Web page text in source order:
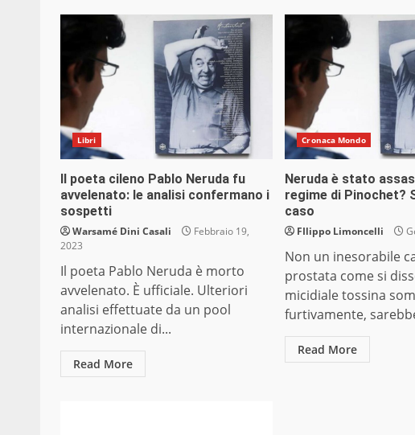
Libri
Il poeta cileno Pablo Neruda fu
avvelenato: le analisi confermano i
sospetti
Warsamé Dini Casali
Febbraio 19,
2023
Il poeta Pablo Neruda è morto
avvelenato. È ufficiale. Ulteriori
analisi effettuate da un pool
internazionale di...
Read More
Cronaca Mondo
Neruda è stato
regime di Pinochet?
caso
FIlippo Limoncelli
Non un inesorabile
prostata come si
micidiale tossina
furtivamente,
Read More